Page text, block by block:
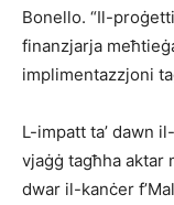
Bonello. “Il-
finanzjarja
implimentazzjoni
L-impatt ta’ dawn
vjaġġ tagħha aktar
dwar il-kanċer